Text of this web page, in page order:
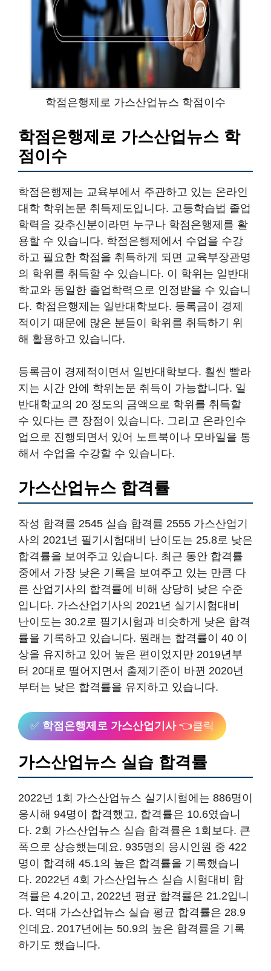
학점은행제로 가스산업뉴스 학점이수
학점은행제로 가스산업뉴스 학
점이수
학점은행제는 교육부에서 주관하고 있는 온라인
대학 학위논문 취득제도입니다. 고등학습법 졸업
학력을 갖추신분이라면 누구나 학점은행제를 활
용할 수 있습니다. 학점은행제에서 수업을 수강
하고 필요한 학점을 취득하게 되면 교육부장관명
의 학위를 취득할 수 있습니다. 이 학위는 일반대
학교와 동일한 졸업학력으로 인정받을 수 있습니
다. 학점은행제는 일반대학보다. 등록금이 경제
적이기 때문에 많은 분들이 학위를 취득하기 위
해 활용하고 있습니다.
등록금이 경제적이면서 일반대학보다. 훨씬 빨라
지는 시간 안에 학위논문 취득이 가능합니다. 일
반대학교의 20 정도의 금액으로 학위를 취득할
수 있다는 큰 장점이 있습니다. 그리고 온라인수
업으로 진행되면서 있어 노트북이나 모바일을 통
해서 수업을 수강할 수 있습니다.
가스산업뉴스 합격률
작성 합격률 2545 실습 합격률 2555 가스산업기
사의 2021년 필기시험대비 난이도는 25.8로 낮은
합격률을 보여주고 있습니다. 최근 동안 합격률
중에서 가장 낮은 기록을 보여주고 있는 만큼 다
른 산업기사의 합격률에 비해 상당히 낮은 수준
입니다. 가스산업기사의 2021년 실기시험대비
난이도는 30.2로 필기시험과 비슷하게 낮은 합격
률을 기록하고 있습니다. 원래는 합격률이 40 이
상을 유지하고 있어 높은 편이었지만 2019년부
터 20대로 떨어지면서 출제기준이 바뀐 2020년
부터는 낮은 합격률을 유지하고 있습니다.
✅ 학점은행제로 가스산업기사👈클릭
가스산업뉴스 실습 합격률
2022년 1회 가스산업뉴스 실기시험에는 886명이
응시해 94명이 합격했고, 합격률은 10.6였습니
다. 2회 가스산업뉴스 실습 합격률은 1회보다. 큰
폭으로 상승했는데요. 935명의 응시인원 중 422
명이 합격해 45.1의 높은 합격률을 기록했습니
다. 2022년 4회 가스산업뉴스 실습 시험대비 합
격률은 4.2이고, 2022년 평균 합격률은 21.2입니
다. 역대 가스산업뉴스 실습 평균 합격률은 28.9
인데요. 2017년에는 50.9의 높은 합격률을 기록
하기도 했습니다.